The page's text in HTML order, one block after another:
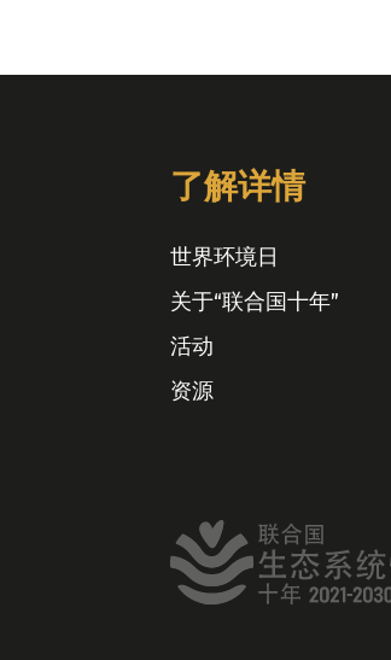
了解详情
世界环境日
关于“联合国十年”
活动
资源